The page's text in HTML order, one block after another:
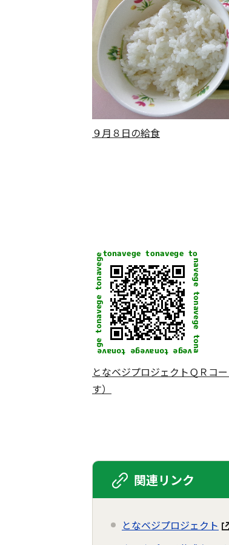
９月８日の給食
となベジプロジェクトＱＲコ
す）
関連リンク
となベジプロジェクト